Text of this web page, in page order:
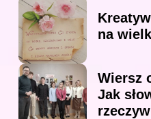
na
Wiersz
Jak